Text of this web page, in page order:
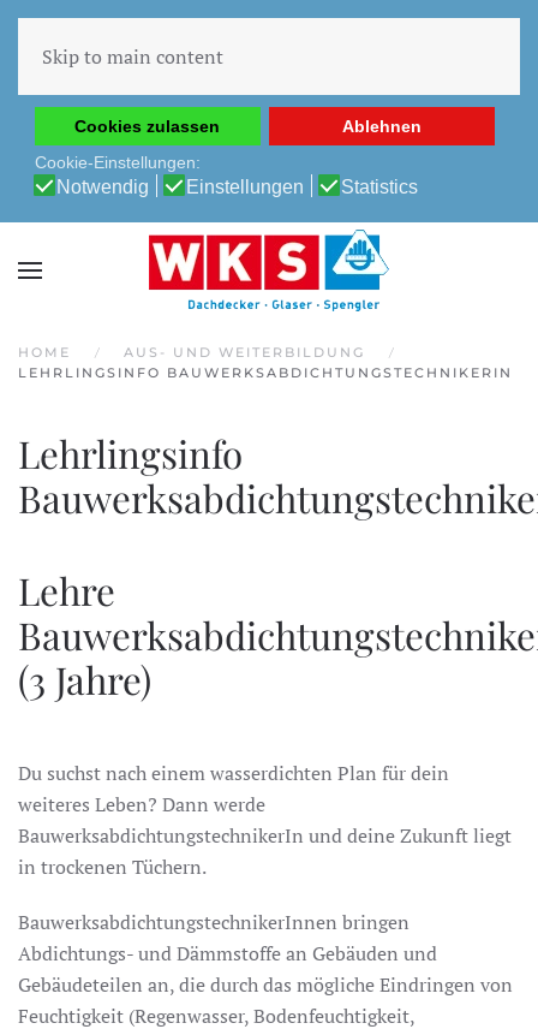
Erfahrung auf unserer Website zu ermöglichen.
Cookie-Richtlinie
Datenschutz-Bestimmungen
Cookies zulassen
Ablehnen
Cookie-Einstellungen:
Notwendig Einstellungen Statistics
Skip to main content
HOME
AUS- UND WEITERBILDUNG
LEHRLINGSINFO BAUWERKSABDICHTUNGSTECHNIKERIN
Lehrlingsinfo
Lehre
(3 Jahre)
Du suchst nach einem wasserdichten Plan für dein
weiteres Leben? Dann werde
BauwerksabdichtungstechnikerIn und deine Zukunft liegt
in trockenen Tüchern.
BauwerksabdichtungstechnikerInnen bringen
Abdichtungs- und Dämmstoffe an Gebäuden und
Gebäudeteilen an, die durch das mögliche Eindringen von
Feuchtigkeit (Regenwasser, Bodenfeuchtigkeit,